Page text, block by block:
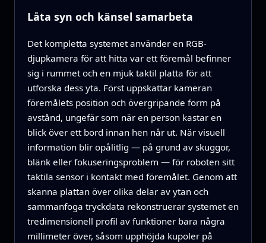
Låta syn och känsel samarbeta
Det kompletta systemet använder en RGB-
djupkamera för att hitta var ett föremål befinner
sig i rummet och en mjuk taktil platta för att
utforska dess yta. Först uppskattar kameran
föremålets position och övergripande form på
avstånd, ungefär som när en person kastar en
blick över ett bord innan hen når ut. När visuell
information blir opålitlig — på grund av skuggor,
blänk eller fokuseringsproblem — för roboten sitt
taktila sensor i kontakt med föremålet. Genom att
skanna plattan över olika delar av ytan och
sammanfoga tryckdata rekonstruerar systemet en
tredimensionell profil av funktioner bara några
millimeter över, såsom upphöjda kupoler på